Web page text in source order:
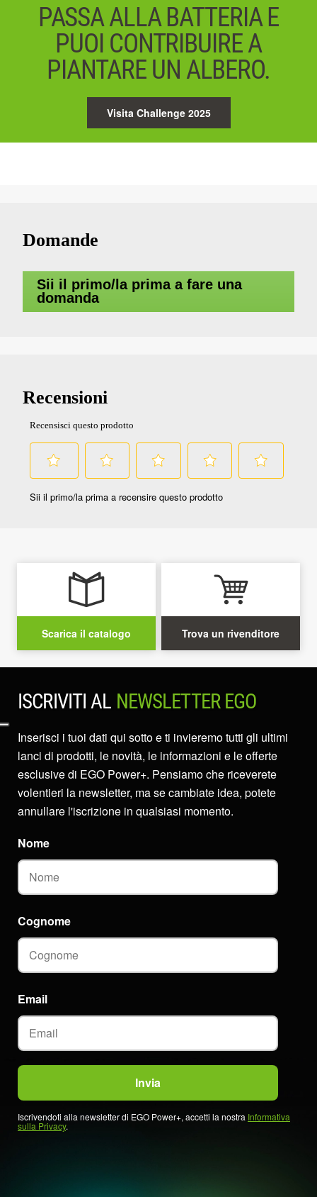
PASSA ALLA BATTERIA E
PUOI CONTRIBUIRE A
PIANTARE UN ALBERO.
Visita Challenge 2025
Domande
Sii il primo/la prima a fare una
domanda
Scarica il catalogo Trova un rivenditore
ISCRIVITI AL NEWSLETTER EGO
Inserisci i tuoi dati qui sotto e ti invieremo tutti gli ultimi
lanci di prodotti, le novità, le informazioni e le offerte
esclusive di EGO Power+. Pensiamo che riceverete
volentieri la newsletter, ma se cambiate idea, potete
annullare l'iscrizione in qualsiasi momento.
Email
Nome
Cognome
Iscrivendoti alla newsletter di EGO Power+, accetti la nostra Informativa
sulla Privacy.